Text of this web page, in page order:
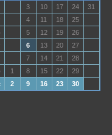
3 10 17 24
31
4 11 18
25
5 12 19
26
6 13 20
27
7 14 21
28
1 8 15 22
29
2 9 16 23 30